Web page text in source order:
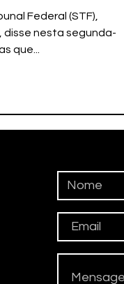
Federal (STF),
disse nesta segunda-
que...